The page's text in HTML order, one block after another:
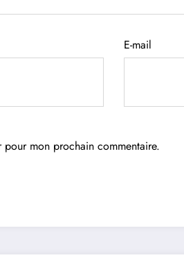
E-mail
mon prochain commentaire.